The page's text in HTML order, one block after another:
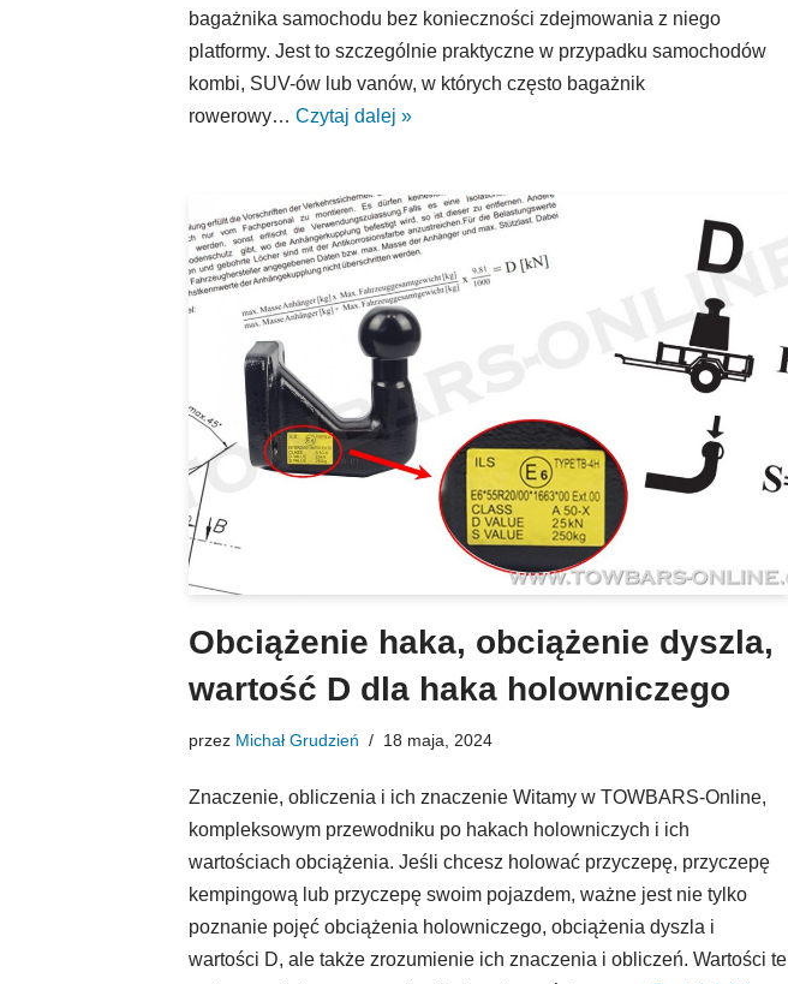
bagażnika samochodu bez konieczności zdejmowania z niego
platformy. Jest to szczególnie praktyczne w przypadku samochodów
kombi, SUV-ów lub vanów, w których często bagażnik
rowerowy… Czytaj dalej »
Obciążenie haka, obciążenie dyszla,
wartość D dla haka holowniczego
przez Michał Grudzień 18 maja, 2024
Znaczenie, obliczenia i ich znaczenie Witamy w TOWBARS-Online,
kompleksowym przewodniku po hakach holowniczych i ich
wartościach obciążenia. Jeśli chcesz holować przyczepę, przyczepę
kempingową lub przyczepę swoim pojazdem, ważne jest nie tylko
poznanie pojęć obciążenia holowniczego, obciążenia dyszla i
wartości D, ale także zrozumienie ich znaczenia i obliczeń. Wartości te